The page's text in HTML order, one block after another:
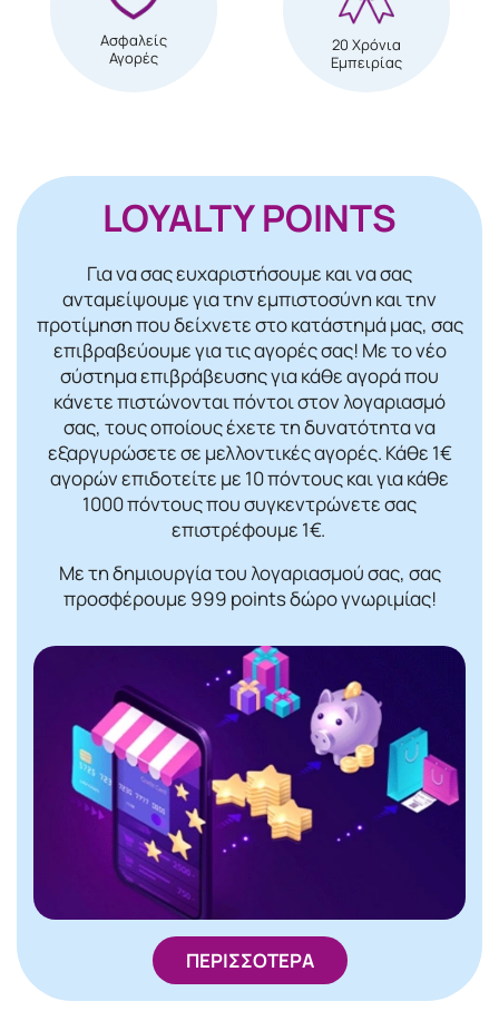
Ασφαλείς
Αγορές
20 Χρόνια
Εμπειρίας
LOYALTY POINTS
Για να σας ευχαριστήσουμε και να σας
ανταμείψουμε για την εμπιστοσύνη και την
προτίμηση που δείχνετε στο κατάστημά μας, σας
επιβραβεύουμε για τις αγορές σας! Mε το νέο
σύστημα επιβράβευσης για κάθε αγορά που
κάνετε πιστώνονται πόντοι στον λογαριασμό
σας, τους οποίους έχετε τη δυνατότητα να
εξαργυρώσετε σε μελλοντικές αγορές. Κάθε 1€
αγορών επιδοτείτε με 10 πόντους και για κάθε
1000 πόντους που συγκεντρώνετε σας
επιστρέφουμε 1€.
Με τη δημιουργία του λογαριασμού σας, σας
προσφέρουμε 999 points δώρο γνωριμίας!
ΠΕΡΙΣΣΟΤΕΡΑ